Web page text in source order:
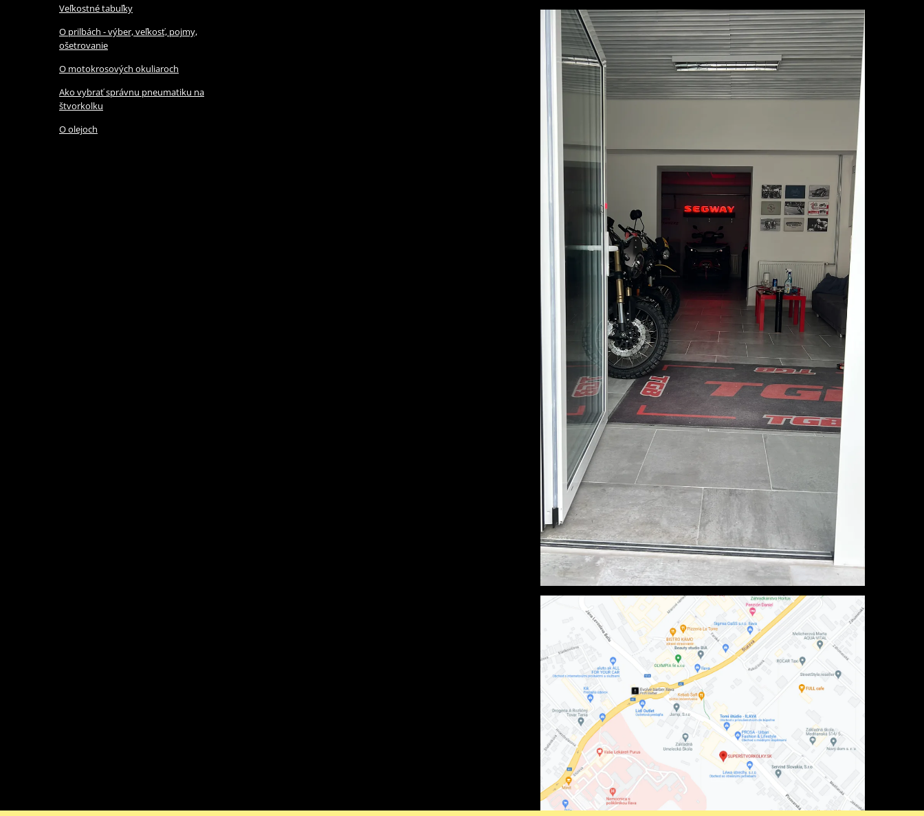
Veľkostné tabuľky
O prilbách - výber, veľkosť, pojmy,
ošetrovanie
O motokrosových okuliaroch
Ako vybrať správnu pneumatiku na
štvorkolku
O olejoch